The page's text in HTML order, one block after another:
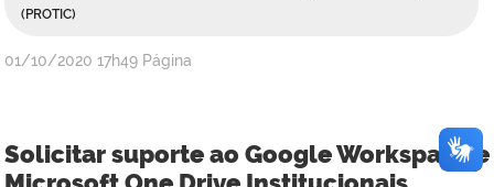
(PROTIC)
publicado
01/10/2020 17h49 Página
Solicitar suporte ao Google Workspace e